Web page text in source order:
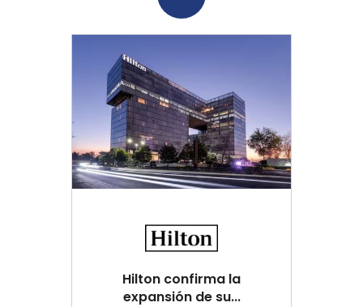
Hilton confirma la
expansión de su...